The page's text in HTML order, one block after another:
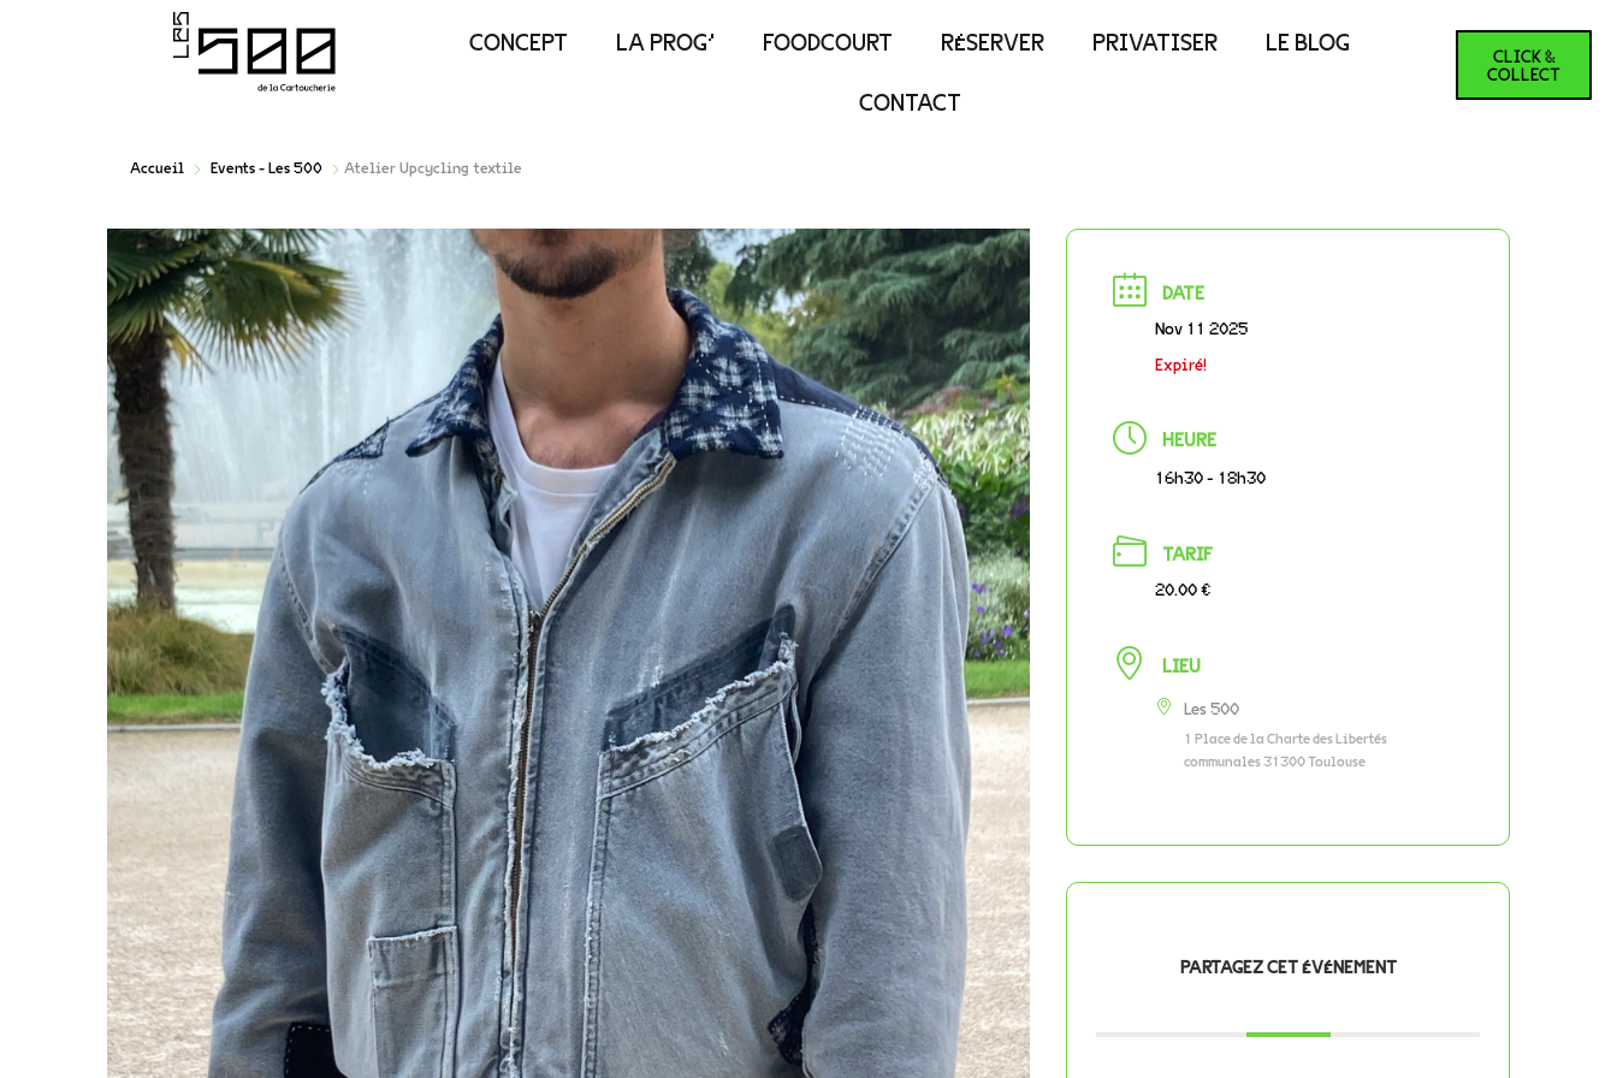
CONCEPT LA PROG’ FOODCOURT RÉSERVER PRIVATISER LE BLOG
CONTACT
CLICK &
COLLECT
Accueil Events - Les 500 Atelier Upcycling textile
DATE
Nov 11 2025
Expiré!
HEURE
16h30 - 18h30
TARIF
20.00 €
LIEU
Les 500
1 Place de la Charte des Libertés
communales 31300 Toulouse
PARTAGEZ CET ÉVÉNEMENT